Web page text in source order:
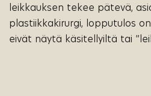
leikkauksen tekee pätevä,
plastiikkakirurgi, lopputulos
eivät näytä käsitellyiltä tai